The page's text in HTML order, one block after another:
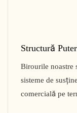
Structură
Birourile noastre
sisteme de
comercială pe